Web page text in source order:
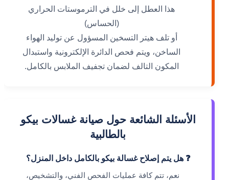
هذا العطل إلى خلل في الترموستات الحراري
(الحساس)
أو تلف هيتر التسخين المسؤول عن توليد الهواء
الساخن، ويتم فحص الدائرة الإلكترونية واستبدال
المكون التالف لضمان تجفيف الملابس بالكامل.
الأسئلة الشائعة حول صيانة غسالات بيكو
بالطالبية
❓ هل يتم إصلاح غسالة بيكو بالكامل داخل المنزل؟
نعم، تتم كافة عمليات الفحص الفني، والتشخيص،